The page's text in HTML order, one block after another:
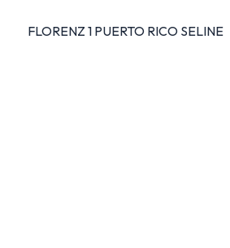
FLORENZ 1 PUERTO RICO SELINE